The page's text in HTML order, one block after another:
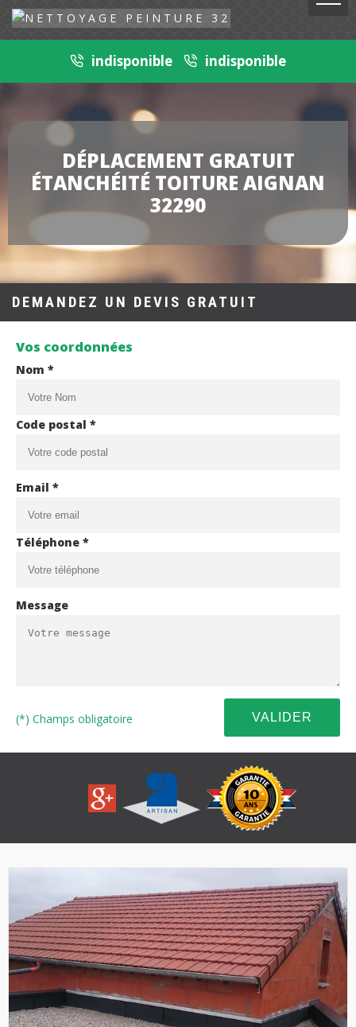
indisponible indisponible
DÉPLACEMENT GRATUIT
ÉTANCHÉITÉ TOITURE AIGNAN
32290
DEMANDEZ UN DEVIS GRATUIT
Vos coordonnées
Nom *
Code postal *
Email *
Téléphone *
Message
(*) Champs obligatoire